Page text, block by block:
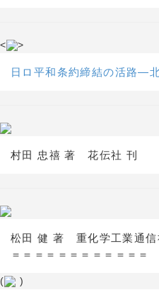
< >
日ロ平和条約締結の活路―
村田 忠禧 著 花伝社 刊
松田 健 著 重化学工業通信
＝＝＝＝＝＝＝＝＝＝＝＝
( )